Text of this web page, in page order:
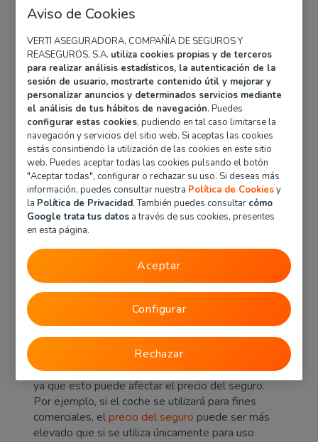
Te aconsejamos que tengas a mano la siguiente
información:
DNI del conductor
Matrícula (para recoger datos públicos sobre
el coche de forma automática)
Marca, modelo, versión y fecha de adquisición
del automóvil
Ficha de la compañía anterior (para datos
Recuerda que algunos de estos documentos NO
son obligatorios para contratar un seguro de coche,
simplemente te facilitarán la búsqueda de datos
clave para obtener tu precio en minutos.
Además de los documentos mencionados
anteriormente, es importante tener a mano la
información sobre el uso que se le dará al vehículo,
ya que esto puede afectar el precio del seguro.
Por ejemplo, si el coche se utilizará para fines
comerciales, elprecio del seguro puede ser más
elevado que si se utiliza únicamente para uso
Aviso de Cookies
VERTI ASEGURADORA, COMPAÑÍA DE SEGUROS Y
REASEGUROS, S.A. utiliza cookies propias y de terceros
para realizar análisis estadísticos, la autenticación de la
sesión de usuario, mostrarte contenido útil y mejorar y
personalizar anuncios y determinados servicios mediante
el análisis de tus hábitos de navegación. Puedes
configurar estas cookies, pudiendo en tal caso limitarse la
navegación y servicios del sitio web. Si aceptas las cookies
estás consintiendo la utilización de las cookies en este sitio
web. Puedes aceptar todas las cookies pulsando el botón
"Aceptar todas", configurar o rechazar su uso. Si deseas más
información, puedes consultar nuestra Política de Cookiesy
la Política de Privacidad. También puedes consultar cómo
Google trata tus datos a través de sus cookies, presentes
en esta página.
Rechazar
Aceptar
Configurar